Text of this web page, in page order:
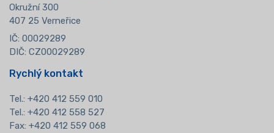
Okružní 300
407 25 Verneřice
IČ: 00029289
DIČ: CZ00029289
Rychlý kontakt
Tel.: +420 412 559 010
Tel.: +420 412 558 527
Fax: +420 412 559 068